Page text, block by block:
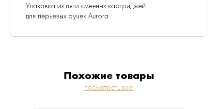
Упаковка из пяти сменных картриджей
для перьевых ручек Aurora
Похожие товары
посмотреть все